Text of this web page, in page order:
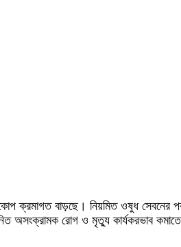
ক্রমাগত বাড়ছে। নিয়মিত ওষুধ
রোগ ও মৃত্যু কার্যকরভাব কমাতে